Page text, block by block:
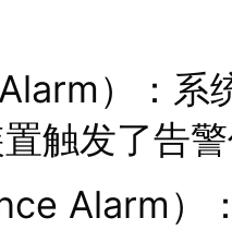
）：系
触发了告
Alarm）